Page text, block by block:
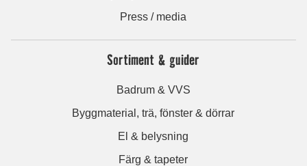
Press / media
Sortiment & guider
Badrum & VVS
Byggmaterial, trä, fönster & dörrar
El & belysning
Färg & tapeter